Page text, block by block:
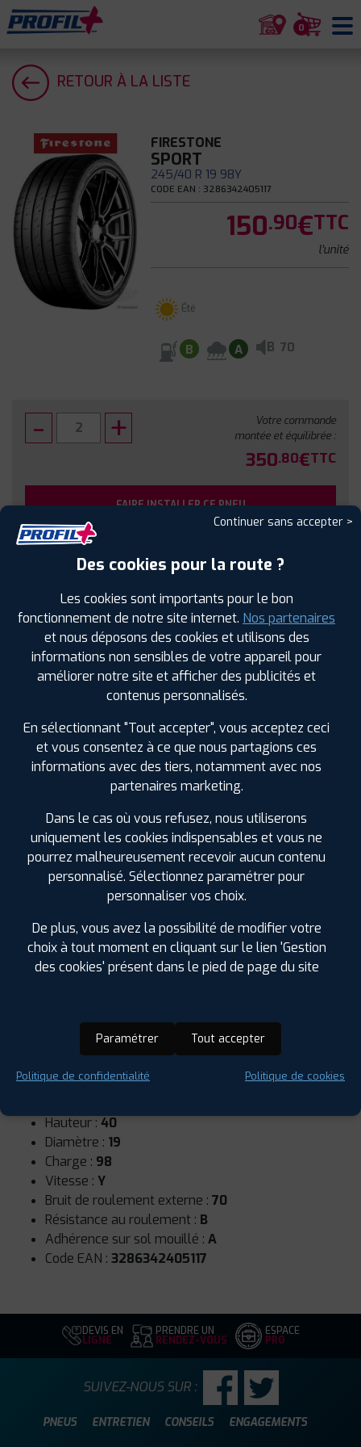
0
RETOUR À LA LISTE
FIRESTONE
SPORT
245/40 R 19 98Y
CODE EAN : 3286342405117
150.90€TTC
l'unité
Été
B A B 70
Votre commande
montée et équilibrée :
350.80€TTC
FAIRE INSTALLER CE PNEU
Sous réserve de disponibilité en agence
SPÉCIFICATIONS AVIS CLIENTS ÉTIQUETAGE
Étiquetage
Runflat :Non
Hauteur : 40
Diamètre : 19
Charge : 98
Vitesse : Y
Bruit de roulement externe : 70
Résistance au roulement : B
Adhérence sur sol mouillé : A
Code EAN : 3286342405117
DEVIS EN
LIGNE
PRENDRE UN
RENDEZ-VOUS
ESPACE
PRO
PNEUS ENTRETIEN CONSEILS ENGAGEMENTS
SUIVEZ-NOUS SUR :
Continuer sans accepter >
Des cookies pour la route ?
Les cookies sont importants pour le bon
fonctionnement de notre site internet. Nos partenaires
et nous déposons des cookies et utilisons des
informations non sensibles de votre appareil pour
améliorer notre site et afficher des publicités et
contenus personnalisés.
En sélectionnant "Tout accepter", vous acceptez ceci
et vous consentez à ce que nous partagions ces
informations avec des tiers, notamment avec nos
partenaires marketing.
Dans le cas où vous refusez, nous utiliserons
uniquement les cookies indispensables et vous ne
pourrez malheureusement recevoir aucun contenu
personnalisé. Sélectionnez paramétrer pour
personnaliser vos choix.
De plus, vous avez la possibilité de modifier votre
choix à tout moment en cliquant sur le lien 'Gestion
des cookies' présent dans le pied de page du site
Paramétrer Tout accepter
Politique de confidentialité Politique de cookies